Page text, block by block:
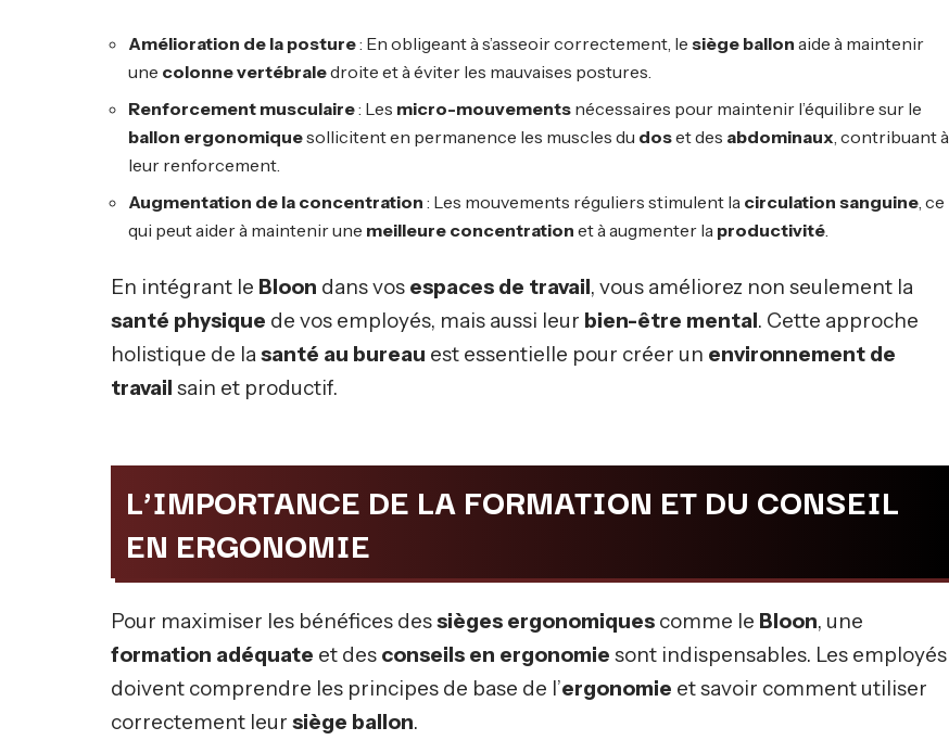
Amélioration de la posture: En obligeant à s’asseoir correctement, le siège ballon aide à maintenir
une colonne vertébraledroite et à éviter les mauvaises postures.
Renforcement musculaire: Les micro-mouvements nécessaires pour maintenir l’équilibre sur le
ballon ergonomiquesollicitent en permanence les muscles du doset des abdominaux , contribuant à
leur renforcement.
Augmentation de la concentration : Les mouvements réguliers stimulent la circulation sanguine , ce
qui peut aider à maintenir une meilleure concentration et à augmenter la productivité
En intégrant le Bloon dans vos espaces de travail, vous améliorez non seulement la
santé physique de vos employés, mais aussi leur bien-être mental. Cette approche
holistique de la santé au bureau est essentielle pour créer un environnement de
travail sain et productif.
L’IMPORTANCE DE LA FORMATION ET DU CONSEIL
EN ERGONOMIE
Pour maximiser les bénéfices dessièges ergonomiques comme le Bloon, une
formation adéquate et des conseils en ergonomie sont indispensables. Les employés
doivent comprendre les principes de base de l’ergonomie et savoir comment utiliser
correctement leur siège ballon.